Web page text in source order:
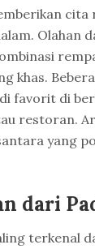
cita
Olahan
khas.
favorit di
restoran.
yang
dari
terkenal